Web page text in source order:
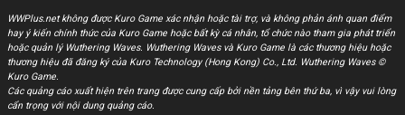
WWPlus.net không được Kuro Game xác nhận hoặc tài trợ, và không phản ánh quan điểm
hay ý kiến chính thức của Kuro Game hoặc bất kỳ cá nhân, tổ chức nào tham gia phát triển
hoặc quản lý Wuthering Waves. Wuthering Waves và Kuro Game là các thương hiệu hoặc
thương hiệu đã đăng ký của Kuro Technology (Hong Kong) Co., Ltd. Wuthering Waves ©
Kuro Game.
Các quảng cáo xuất hiện trên trang được cung cấp bởi nền tảng bên thứ ba, vì vậy vui lòng
cẩn trọng với nội dung quảng cáo.